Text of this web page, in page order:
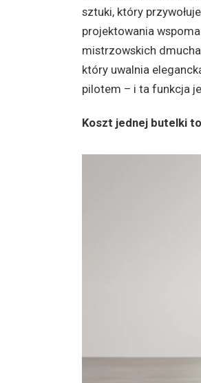
sztuki, który
projektowania
mistrzowskich
który uwalnia
pilotem – i ta funkcja
Koszt jednej butelki